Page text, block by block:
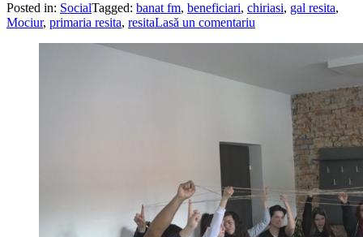
Posted in: SocialTagged: banat fm, beneficiari, chiriasi, gal resita,
Mociur, primaria resita, resitaLasă un comentariu